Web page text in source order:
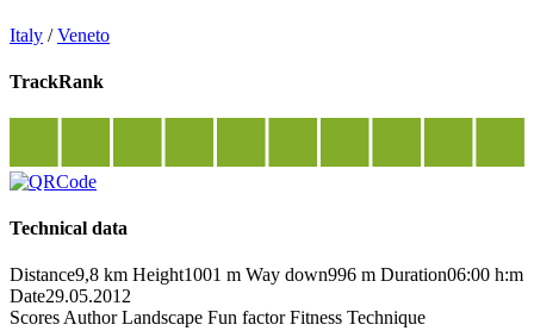
Italy /Veneto
TrackRank
Technical data
Distance9,8 km Height1001 m Way down996 m Duration06:00 h:m
Date29.05.2012
Scores Author Landscape Fun factor Fitness Technique